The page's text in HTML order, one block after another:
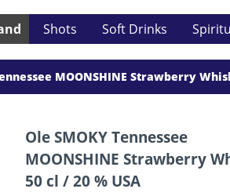
Shots Soft Drinks
MOONSHINE Strawberry
Ole SMOKY Tennessee
MOONSHINE Strawberry
50 cl / 20 % USA